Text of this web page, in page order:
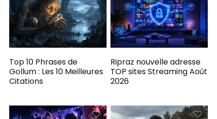
Top 10 Phrases de
Gollum : Les 10 Meilleures
Citations
Ripraz nouvelle adresse
TOP sites Streaming Août
2026